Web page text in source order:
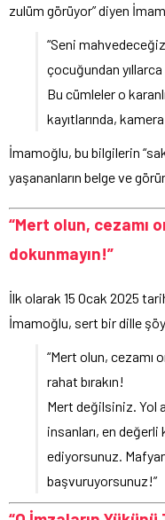
zulüm görüyor” diyen
“Seni
çocuğundan
Bu cümleler o
kayıtlarında,
İmamoğlu, bu bilgilerin
yaşananların belge ve
“Mert olun, cezamı
dokunmayın!”
İlk olarak 15 Ocak 2025
İmamoğlu, sert bir dille
“Mert olun, cezamı
rahat bırakın!
Mert değilsiniz. Yol
insanları, en
ediyorsunuz.
başvuruyorsunuz!”